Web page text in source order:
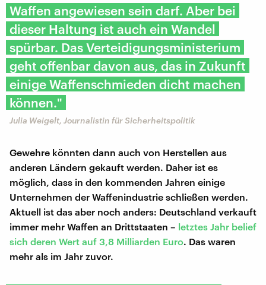
Waffen angewiesen sein darf. Aber bei
dieser Haltung ist auch ein Wandel
spürbar. Das Verteidigungsministerium
geht offenbar davon aus, das in Zukunft
einige Waffenschmieden dicht machen
können."
Julia Weigelt, Journalistin für Sicherheitspolitik
Gewehre könnten dann auch von Herstellen aus
anderen Ländern gekauft werden. Daher ist es
möglich, dass in den kommenden Jahren einige
Unternehmen der Waffenindustrie schließen werden.
Aktuell ist das aber noch anders: Deutschland verkauft
immer mehr Waffen an Drittstaaten – letztes Jahr belief
sich deren Wert auf 3,8 Milliarden Euro. Das waren
mehr als im Jahr zuvor.